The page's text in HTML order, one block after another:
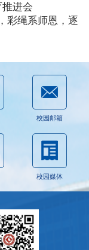
进会
彩绳系师恩，逐
校园邮箱
校园媒体